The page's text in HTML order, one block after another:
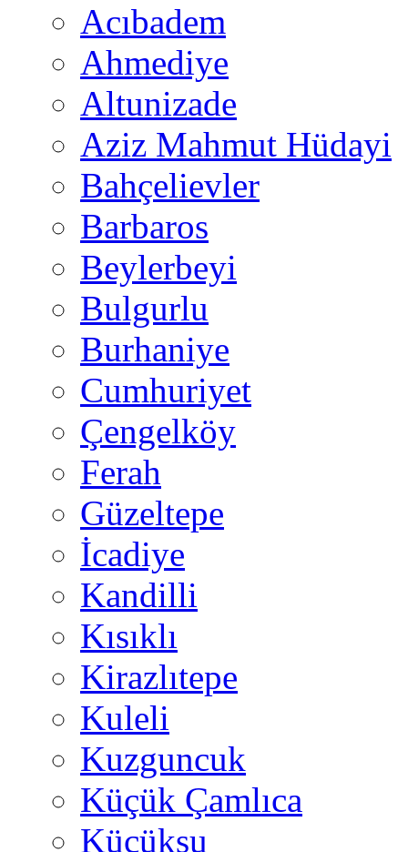
Acıbadem
Ahmediye
Altunizade
Aziz Mahmut Hüdayi
Bahçelievler
Barbaros
Beylerbeyi
Bulgurlu
Burhaniye
Cumhuriyet
Çengelköy
Ferah
Güzeltepe
İcadiye
Kandilli
Kısıklı
Kirazlıtepe
Kuleli
Kuzguncuk
Küçük Çamlıca
Küçüksu